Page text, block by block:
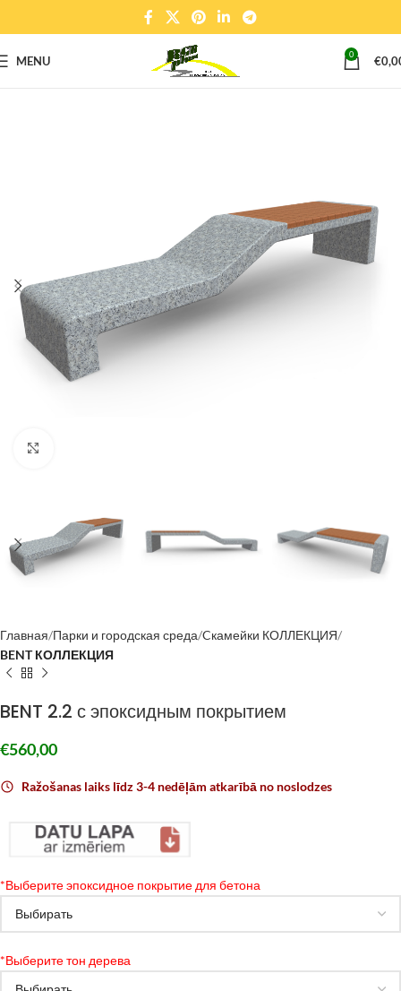
MENU 0 €
Главная Парки и городская среда Cкамейки КОЛЛЕКЦИЯ
BENT КОЛЛЕКЦИЯ
BENT 2.2 с эпоксидным покрытием
€560,00
Ražošanas laiks līdz 3-4 nedēļām atkarībā no noslodzes
*Выберите эпоксидное покрытие для бетона
*Выберите тон дерева